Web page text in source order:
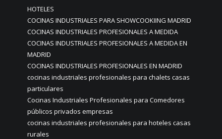
HOTELES
COCINAS INDUSTRIALES PARA SHOWCOOKIING MADRID
COCINAS INDUSTRIALES PROFESIONALES A MEDIDA
COCINAS INDUSTRIALES PROFESIONALES A MEDIDA EN
MADRID
COCINAS INDUSTRIALES PROFESIONALES EN MADRID
cocinas industriales profesionales para chalets casas
particulares
Cocinas Industriales Profesionales para Comedores
públicos privados empresas
cocinas industriales profesionales para hoteles casas
rurales